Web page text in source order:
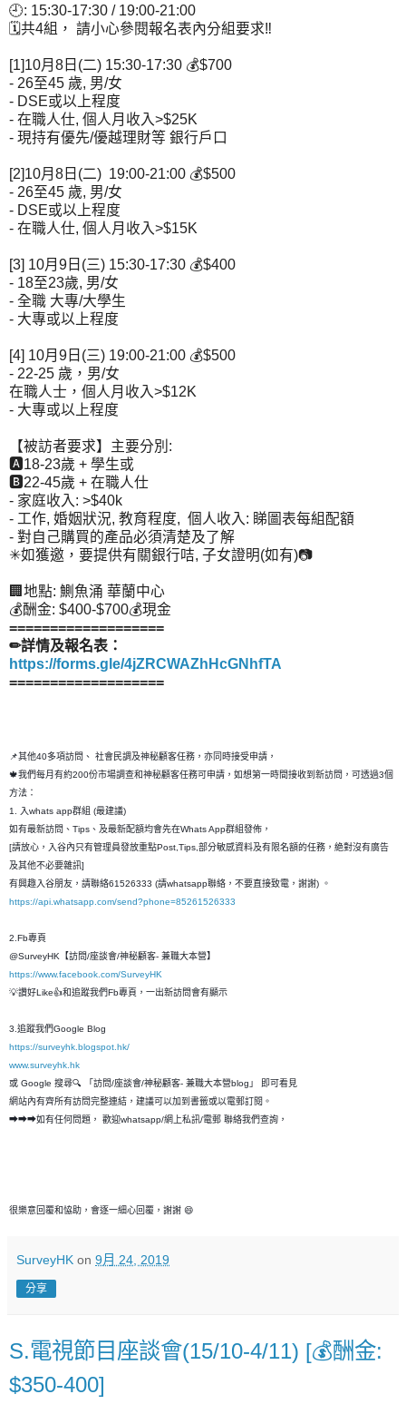
🕘: 15:30-17:30 / 19:00-21:00
🗓共4組， 請小心參閱報名表內分組要求‼
[1]10月8日(二) 15:30-17:30 💰$700
- 26至45 歲, 男/女
- DSE或以上程度
- 在職人仕, 個人月收入>$25K
- 現持有優先/優越理財等 銀行戶口
[2]10月8日(二) 19:00-21:00 💰$500
- 26至45 歲, 男/女
- DSE或以上程度
- 在職人仕, 個人月收入>$15K
[3] 10月9日(三) 15:30-17:30 💰$400
- 18至23歲, 男/女
- 全職 大專/大學生
- 大專或以上程度
[4] 10月9日(三) 19:00-21:00 💰$500
- 22-25 歲，男/女
在職人士，個人月收入>$12K
- 大專或以上程度
【被訪者要求】主要分別:
🅰18-23歲 + 學生或
🅱22-45歲 + 在職人仕
- 家庭收入: >$40k
- 工作, 婚姻狀況, 教育程度, 個人收入: 睇圖表每組配額
- 對自己購買的產品必須清楚及了解
✳如獲邀，要提供有關銀行咭, 子女證明(如有)📷
🏢地點: 鰂魚涌 華蘭中心
💰酬金: $400-$700💰現金
===================
✏詳情及報名表：
https://forms.gle/4jZRCWAZhHcGNhfTA
===================
📌其他40多項訪問、 社會民調及神秘顧客任務，亦同時接受申請，
🍁我們每月有約200份市場調查和神秘顧客任務可申請，如想第一時間接收到新訪問，可透過3個
方法：
1. 入whats app群組 (最建議)
如有最新訪問、Tips、及最新配額均會先在Whats App群組發佈，
[請放心，入谷內只有管理員發放重點Post,Tips,部分敏感資料及有限名額的任務，絶對沒有廣告
及其他不必要雜訊]
有興趣入谷朋友，請聯絡61526333 (請whatsapp聯絡，不要直接致電，謝謝) 。
https://api.whatsapp.com/send?phone=85261526333
2.Fb專頁
@SurveyHK【訪問/座談會/神秘顧客- 兼職大本營】
https://www.facebook.com/SurveyHK
💡讚好Like👍和追蹤我們Fb專頁，一出新訪問會有顯示
3.追蹤我們Google Blog
https://surveyhk.blogspot.hk/
www.surveyhk.hk
或 Google 搜尋🔍 「訪問/座談會/神秘顧客- 兼職大本營blog」 即可看見
網站內有齊所有訪問完整連結，建議可以加到書籤或以電郵訂閱。
➡➡➡如有任何問題， 歡迎whatsapp/網上私訊/電郵 聯絡我們查詢，
很樂意回覆和恊助，會逐一細心回覆，謝謝 😄
SurveyHK on 9月 24, 2019
分享
S.電視節目座談會(15/10-4/11) [💰酬金:
$350-400]